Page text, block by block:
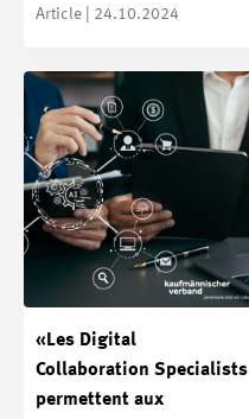
Article | 24.10.2024
«Les Digital
Collaboration Specialists
permettent aux